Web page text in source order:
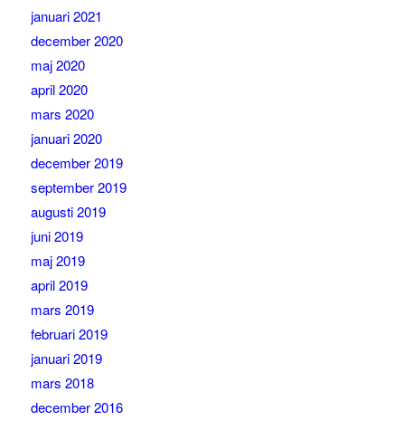
januari 2021
december 2020
maj 2020
april 2020
mars 2020
januari 2020
december 2019
september 2019
augusti 2019
juni 2019
maj 2019
april 2019
mars 2019
februari 2019
januari 2019
mars 2018
december 2016